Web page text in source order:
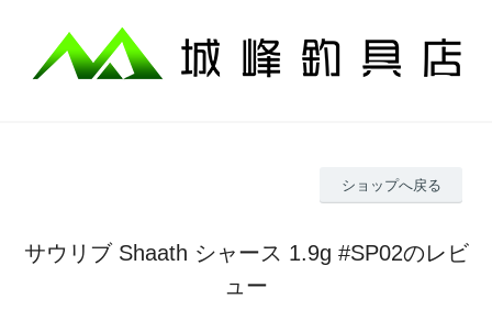
ショップへ戻る
サウリブ Shaath シャース 1.9g #SP02のレビ
ュー